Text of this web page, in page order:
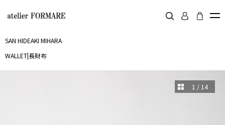
SAN HIDEAKI MIHARA
WALLET|長財布
1 / 14